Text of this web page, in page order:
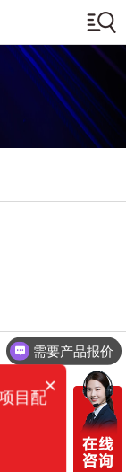
需要产品报价
×
目配